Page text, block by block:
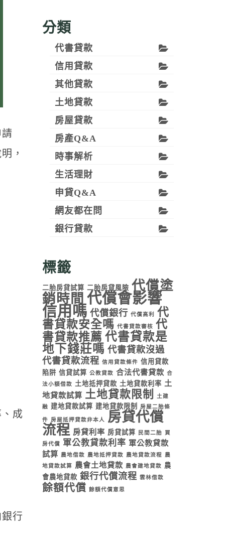
，
成
行
分類
代書貸款
信用貸款
其他貸款
土地貸款
房屋貸款
房產Q&A
時事解析
生活理財
申貸Q&A
網友都在問
銀行貸款
標籤
二胎房貸試算 二胎房貸風險 代償塗
銷時間 代償會影響
信用嗎 代償銀行 代償高利
代
書貸款安全嗎 代書貸款審核 代
書貸款推薦 代書貸款是
地下錢莊嗎 代書貸款沒過
代書貸款流程 信用貸款條件 信用貸款
陷阱 信貸試算 公教貸款 合法代書貸款 合
法小額借款 土地抵押貸款 土地貸款利率 土
地貸款試算 土地貸款限制
土建
融
建地貸款試算 建地貸款限制 房屋二胎條
件 房屋抵押貸款非本人
房貸代償
流程 房貸利率 房貸試算 民間二胎
買
房代償
軍公教貸款利率 軍公教貸款
試算
農地借款 農地抵押貸款 農地貸款流程
農
地貸款試算
農會土地貸款 農會建地貸款
農
會農地貸款 銀行代償流程 雲林借款
餘額代償 餘額代償意思